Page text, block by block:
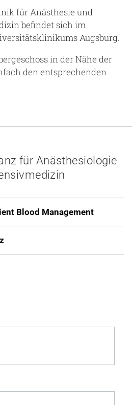
für Anästhesie und
befindet sich im
Augsburg.
in der Nähe der
den entsprechenden
für Anästhesiologie
Blood Management